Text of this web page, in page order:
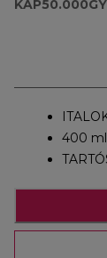
KAP50.000GY
400